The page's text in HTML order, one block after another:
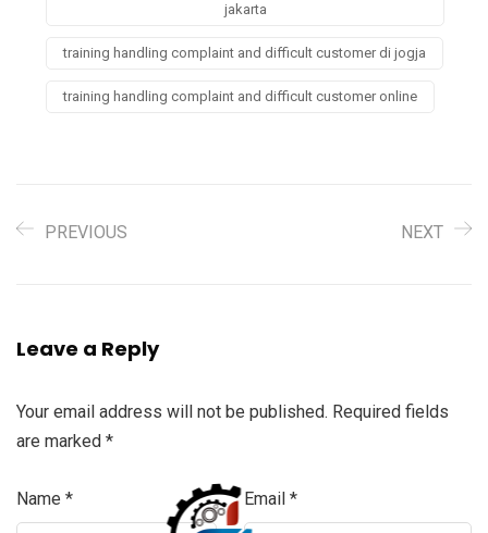
jakarta
training handling complaint and difficult customer di jogja
training handling complaint and difficult customer online
PREVIOUS NEXT
Leave a Reply
Your email address will not be published. Required fields
are marked *
Name * Email *